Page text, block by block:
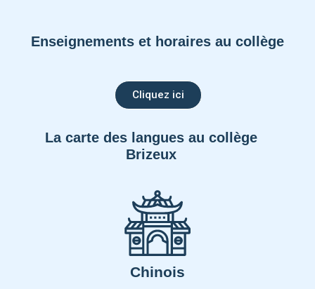
Enseignements et horaires au collège
Cliquez ici
La carte des langues au collège
Brizeux
Chinois